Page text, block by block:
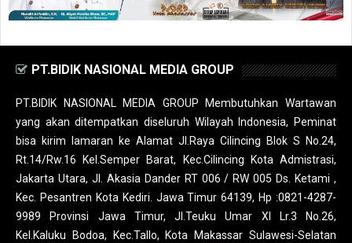
PT.BIDIK NASIONAL MEDIA GROUP
PT.BIDIK NASIONAL MEDIA GROUP Membutuhkan Wartawan
yang akan ditempatkan diseluruh Wilayah Indonesia, Peminat
bisa kirim lamaran ke Alamat Jl.Raya Cilincing Blok S No.24,
Rt.14/Rw.16 Kel.Semper Barat, Kec.Cilincing Kota Admistrasi,
Jakarta Utara, Jl. Akasia Dander RT 006 / RW 005 Ds. Ketami ,
Kec. Pesantren Kota Kediri. Jawa Timur 64139, Hp :0821-4287-
9989 Provinsi Jawa Timur, Jl.Teuku Umar XI Lr.3 No.26,
Kel.Kaluku Bodoa, Kec.Tallo, Kota Makassar Sulawesi-Selatan